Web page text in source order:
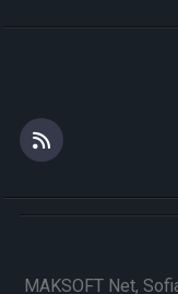
MAKSOFT Net,